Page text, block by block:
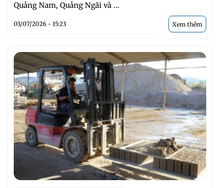
Quảng Nam, Quảng Ngãi và ...
03/07/2026 - 15:23 Xem thêm